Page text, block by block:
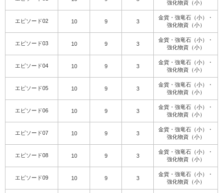
強化物資（小）
エピソード02 10 9 3
金貨・強竜石（小）・
強化物資（小）
エピソード03 10 9 3
金貨・強竜石（小）・
強化物資（小）
エピソード04 10 9 3
金貨・強竜石（小）・
強化物資（小）
エピソード05 10 9 3
金貨・強竜石（小）・
強化物資（小）
エピソード06 10 9 3
金貨・強竜石（小）・
強化物資（小）
エピソード07 10 9 3
金貨・強竜石（小）・
強化物資（小）
エピソード08 10 9 3
金貨・強竜石（小）・
強化物資（小）
エピソード09 10 9 3
金貨・強竜石（小）・
強化物資（小）